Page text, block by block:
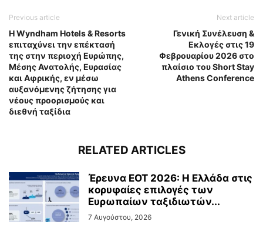
Previous article
Η Wyndham Hotels & Resorts
επιταχύνει την επέκτασή
της στην περιοχή Ευρώπης,
Μέσης Ανατολής, Ευρασίας
και Αφρικής, εν μέσω
αυξανόμενης ζήτησης για
νέους προορισμούς και
διεθνή ταξίδια
Next article
Γενική Συνέλευση &
Εκλογές στις 19
Φεβρουαρίου 2026 στο
πλαίσιο του Short Stay
Athens Conference
RELATED ARTICLES
Έρευνα ΕΟΤ 2026: Η Ελλάδα στις
κορυφαίες επιλογές των
Ευρωπαίων ταξιδιωτών...
7 Αυγούστου, 2026